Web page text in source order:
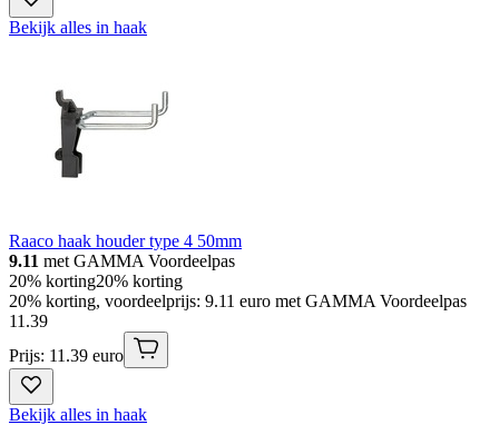
Bekijk alles in haak
Raaco haak houder type 4 50mm
9.11 met GAMMA Voordeelpas
20% korting20% korting
20% korting, voordeelprijs: 9.11 euro met GAMMA Voordeelpas
11 .39
Prijs: 11.39 euro
Bekijk alles in haak